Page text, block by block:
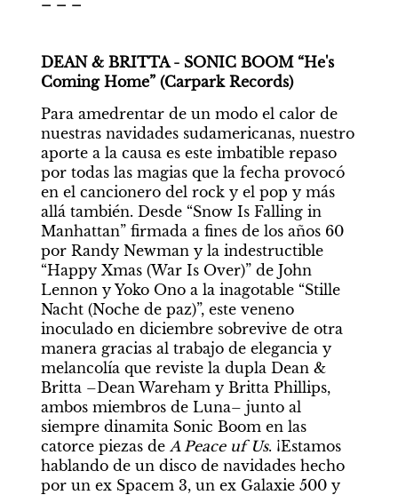
DEAN & BRITTA - SONIC BOOM “He's
Coming Home” (Carpark Records)
Para amedrentar de un modo el calor de
nuestras navidades sudamericanas, nuestro
aporte a la causa es este imbatible repaso
por todas las magias que la fecha provocó
en el cancionero del rock y el pop y más
allá también. Desde “Snow Is Falling in
Manhattan” firmada a fines de los años 60
por Randy Newman y la indestructible
“Happy Xmas (War Is Over)” de John
Lennon y Yoko Ono a la inagotable “Stille
Nacht (Noche de paz)”, este veneno
inoculado en diciembre sobrevive de otra
manera gracias al trabajo de elegancia y
melancolía que reviste la dupla Dean &
Britta –Dean Wareham y Britta Phillips,
ambos miembros de Luna– junto al
siempre dinamita Sonic Boom en las
catorce piezas de A Peace uf Us. ¡Estamos
hablando de un disco de navidades hecho
por un ex Spacem 3, un ex Galaxie 500 y